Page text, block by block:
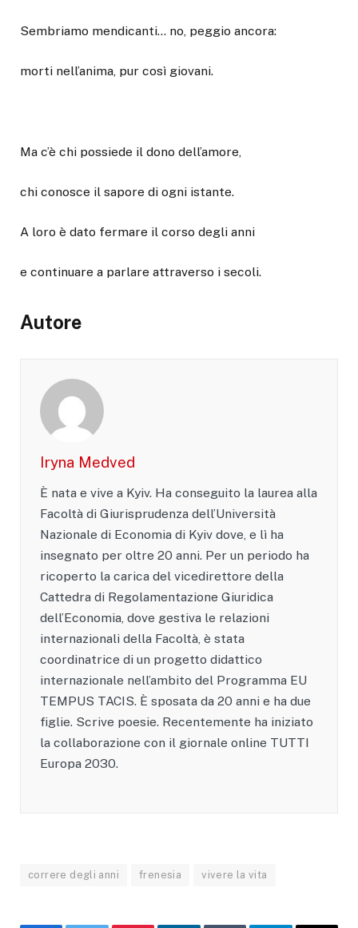
Sembriamo mendicanti… no, peggio ancora:
morti nell’anima, pur così giovani.
Ma c’è chi possiede il dono dell’amore,
chi conosce il sapore di ogni istante.
A loro è dato fermare il corso degli anni
e continuare a parlare attraverso i secoli.
Autore
Iryna Medved
È nata e vive a Kyiv. Ha conseguito la laurea alla
Facoltà di Giurisprudenza dell’Università
Nazionale di Economia di Kyiv dove, e lì ha
insegnato per oltre 20 anni. Per un periodo ha
ricoperto la carica del vicedirettore della
Cattedra di Regolamentazione Giuridica
dell’Economia, dove gestiva le relazioni
internazionali della Facoltà, è stata
coordinatrice di un progetto didattico
internazionale nell’ambito del Programma EU
TEMPUS TACIS. È sposata da 20 anni e ha due
figlie. Scrive poesie. Recentemente ha iniziato
la collaborazione con il giornale online TUTTI
Europa 2030.
correre degli anni frenesia vivere la vita